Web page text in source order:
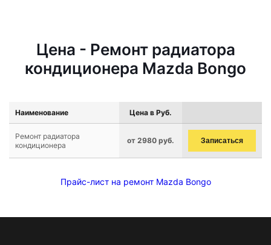
Цена - Ремонт радиатора
кондиционера Mazda Bongo
Наименование Цена в Руб.
Ремонт радиатора
кондиционера
от 2980 руб. Записаться
Прайс-лист на ремонт Mazda Bongo